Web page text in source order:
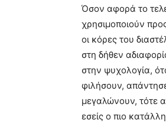
Όσον αφορά το
χρησιμοποιούν
οι κόρες του
στη δήθεν
στην ψυχολογία,
φιλήσουν,
μεγαλώνουν, τότε
εσείς ο πιο